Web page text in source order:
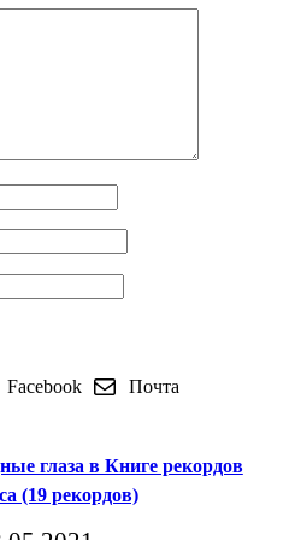
Facebook Почта
глаза в Книге рекордов
(19 рекордов)